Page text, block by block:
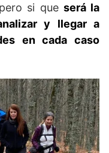
si que será la
y llegar a
en cada caso